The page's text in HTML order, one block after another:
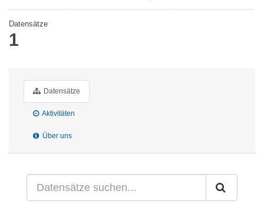
Datensätze
1
Datensätze
Aktivitäten
Über uns